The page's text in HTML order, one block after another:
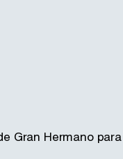
Gran Hermano